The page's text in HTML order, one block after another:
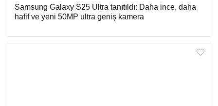
Samsung Galaxy S25 Ultra tanıtıldı: Daha ince, daha
hafif ve yeni 50MP ultra geniş kamera